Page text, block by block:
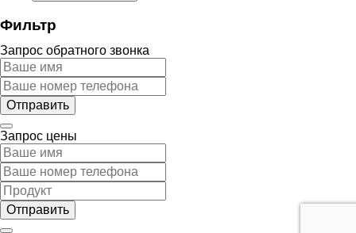
Фильтр
Запрос обратного звонка
Запрос цены